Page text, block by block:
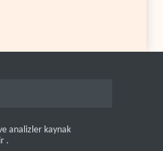
analizler kaynak
.